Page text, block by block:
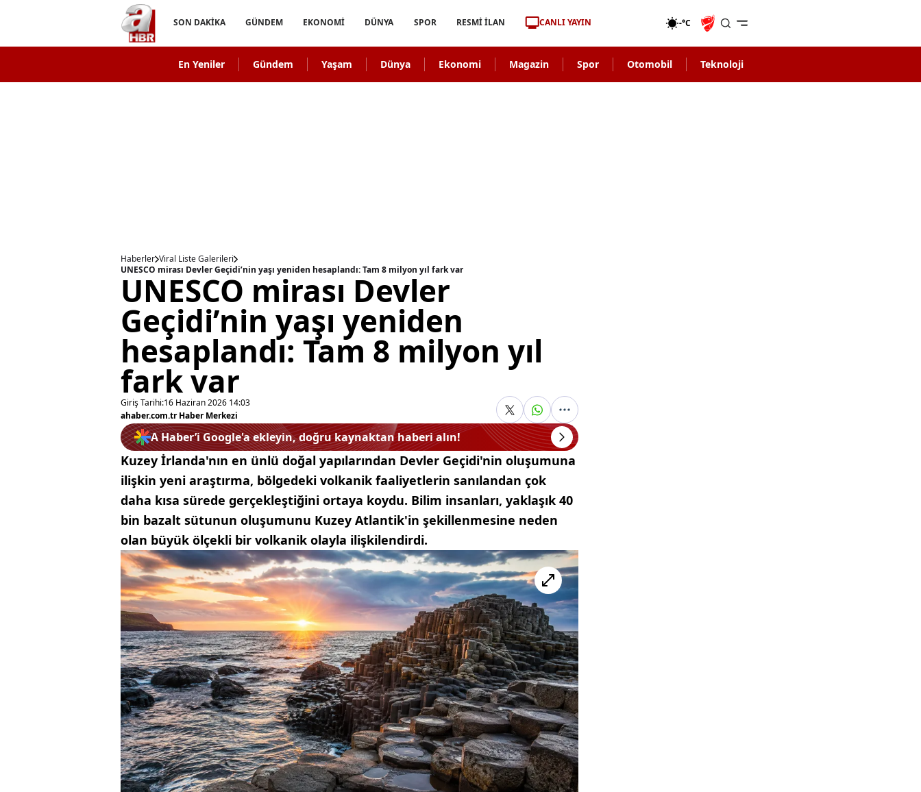
SON DAKİKA GÜNDEM EKONOMİ DÜNYA SPOR RESMİ İLAN CANLI YAYIN -°C
En Yeniler Gündem Yaşam Dünya Ekonomi Magazin Spor Otomobil Teknoloji
Haberler Viral Liste Galerileri
UNESCO mirası Devler Geçidi’nin yaşı yeniden hesaplandı: Tam 8 milyon yıl fark var
UNESCO mirası Devler
Geçidi’nin yaşı yeniden
hesaplandı: Tam 8 milyon yıl
fark var
Giriş Tarihi:16 Haziran 2026 14:03
ahaber.com.tr Haber Merkezi
A Haber’i Google'a ekleyin, doğru kaynaktan haberi alın!
Kuzey İrlanda'nın en ünlü doğal yapılarından Devler Geçidi'nin oluşumuna
ilişkin yeni araştırma, bölgedeki volkanik faaliyetlerin sanılandan çok
daha kısa sürede gerçekleştiğini ortaya koydu. Bilim insanları, yaklaşık 40
bin bazalt sütunun oluşumunu Kuzey Atlantik'in şekillenmesine neden
olan büyük ölçekli bir volkanik olayla ilişkilendirdi.